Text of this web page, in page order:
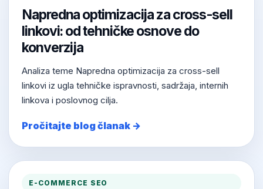
Napredna optimizacija za cross-sell
linkovi: od tehničke osnove do
konverzija
Analiza teme Napredna optimizacija za cross-sell
linkovi iz ugla tehničke ispravnosti, sadržaja, internih
linkova i poslovnog cilja.
Pročitajte blog članak →
E-COMMERCE SEO